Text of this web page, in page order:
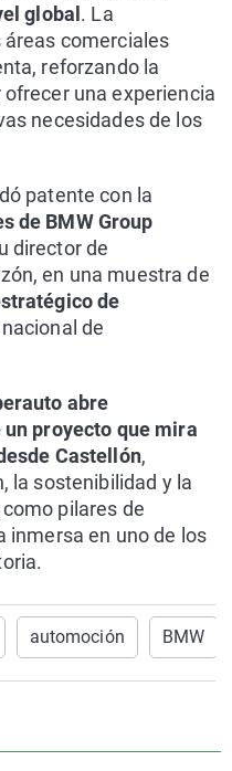
global . La
comerciales
reforzando la
una experiencia
necesidades de los
patente con la
de BMW Group
director de
en una muestra de
de
de
abre
proyecto que mira
Castellón,
la sostenibilidad y la
pilares de
inmersa en uno de los
automoción BMW